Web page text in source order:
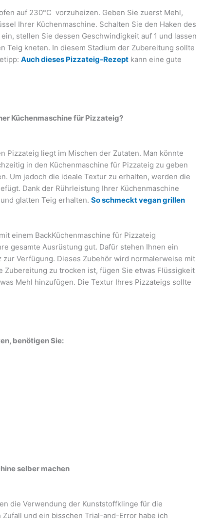
auf 230°C vorzuheizen. Geben Sie zuerst Mehl,
Ihrer Küchenmaschine. Schalten Sie den Haken des
stellen Sie dessen Geschwindigkeit auf 1 und lassen
Teig kneten. In diesem Stadium der Zubereitung sollte
Auch dieses Pizzateig-Rezept kann eine gute
Küchenmaschine für Pizzateig?
Pizzateig liegt im Mischen der Zutaten. Man könnte
in den Küchenmaschine für Pizzateig zu geben
Um jedoch die ideale Textur zu erhalten, werden die
Dank der Rührleistung Ihrer Küchenmaschine
glatten Teig erhalten.So schmeckt vegan grillen
einem BackKüchenmaschine für Pizzateig
gesamte Ausrüstung gut. Dafür stehen Ihnen ein
zur Verfügung. Dieses Zubehör wird normalerweise mit
Zubereitung zu trocken ist, fügen Sie etwas Flüssigkeit
Mehl hinzufügen. Die Textur Ihres Pizzateigs sollte
benötigen Sie:
selber machen
die Verwendung der Kunststoffklinge für die
und ein bisschen Trial-and-Error habe ich